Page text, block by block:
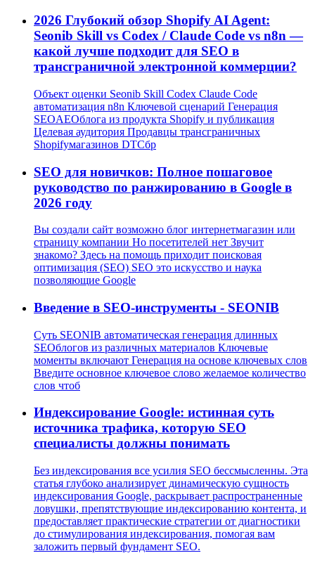
2026 Глубокий обзор Shopify AI Agent:
Seonib Skill vs Codex / Claude Code vs n8n —
какой лучше подходит для SEO в
трансграничной электронной коммерции?
Объект оценки Seonib Skill Codex Claude Code
автоматизация n8n Ключевой сценарий Генерация
SEOAEOблога из продукта Shopify и публикация
Целевая аудитория Продавцы трансграничных
Shopifyмагазинов DTCбр
SEO для новичков: Полное пошаговое
руководство по ранжированию в Google в
2026 году
Вы создали сайт возможно блог интернетмагазин или
страницу компании Но посетителей нет Звучит
знакомо? Здесь на помощь приходит поисковая
оптимизация (SEO) SEO это искусство и наука
позволяющие Google
Введение в SEO-инструменты - SEONIB
Суть SEONIB автоматическая генерация длинных
SEOблогов из различных материалов Ключевые
моменты включают Генерация на основе ключевых слов
Введите основное ключевое слово желаемое количество
слов чтоб
Индексирование Google: истинная суть
источника трафика, которую SEO
специалисты должны понимать
Без индексирования все усилия SEO бессмысленны. Эта
статья глубоко анализирует динамическую сущность
индексирования Google, раскрывает распространенные
ловушки, препятствующие индексированию контента, и
предоставляет практические стратегии от диагностики
до стимулирования индексирования, помогая вам
заложить первый фундамент SEO.